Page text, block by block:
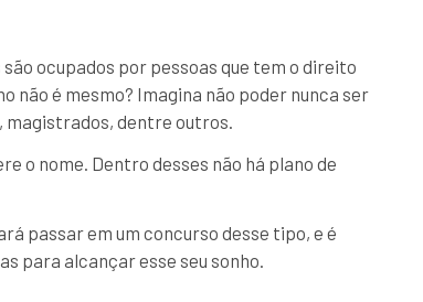
ocupados por pessoas que tem o direito
não é mesmo? Imagina não poder nunca ser
magistrados, dentre outros.
o nome. Dentro desses não há plano de
passar em um concurso desse tipo, e é
para alcançar esse seu sonho.